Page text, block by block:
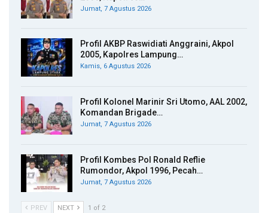
Jumat, 7 Agustus 2026
Profil AKBP Raswidiati Anggraini, Akpol
2005, Kapolres Lampung…
Kamis, 6 Agustus 2026
Profil Kolonel Marinir Sri Utomo, AAL 2002,
Komandan Brigade…
Jumat, 7 Agustus 2026
Profil Kombes Pol Ronald Reflie
Rumondor, Akpol 1996, Pecah…
Jumat, 7 Agustus 2026
PREV NEXT 1 of 2